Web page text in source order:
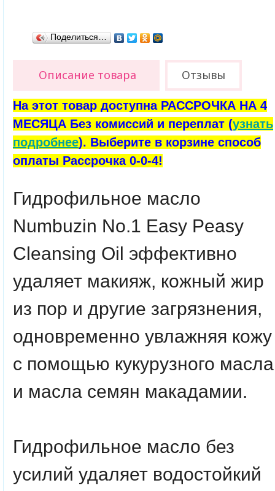
Поделиться…
Описание товара Отзывы
На этот товар доступна РАССРОЧКА НА 4
МЕСЯЦА Без комиссий и переплат (узнать
подробнее). Выберите в корзине способ
оплаты Рассрочка 0-0-4!
Гидрофильное масло
Numbuzin No.1 Easy Peasy
Cleansing Oil эффективно
удаляет макияж, кожный жир
из пор и другие загрязнения,
одновременно увлажняя кожу
с помощью кукурузного масла
и масла семян макадамии.
Гидрофильное масло без
усилий удаляет водостойкий